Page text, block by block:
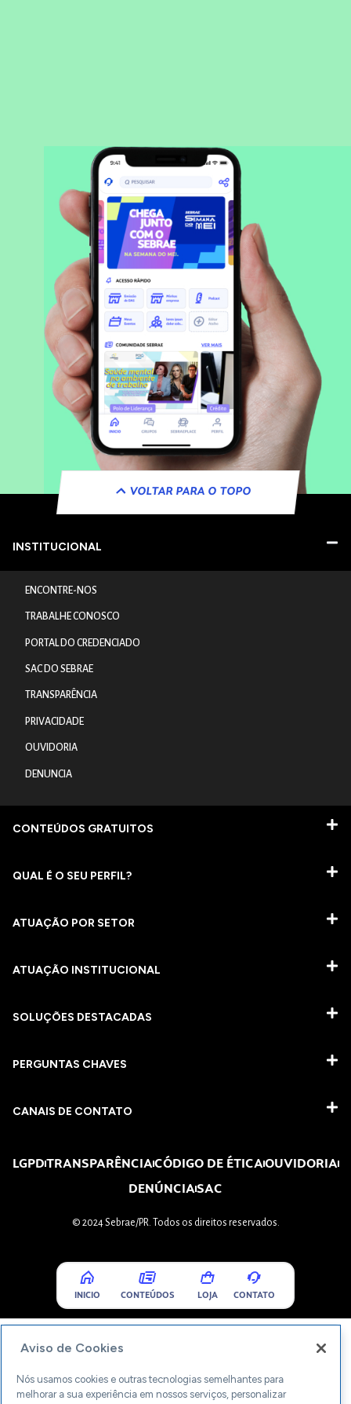
VOLTAR PARA O TOPO
INSTITUCIONAL
ENCONTRE-NOS
TRABALHE CONOSCO
PORTAL DO CREDENCIADO
SAC DO SEBRAE
TRANSPARÊNCIA
PRIVACIDADE
OUVIDORIA
DENUNCIA
CONTEÚDOS GRATUITOS
QUAL É O SEU PERFIL?
ATUAÇÃO POR SETOR
ATUAÇÃO INSTITUCIONAL
SOLUÇÕES DESTACADAS
PERGUNTAS CHAVES​
CANAIS DE CONTATO
LGPDTRANSPARÊNCIACÓDIGO DE ÉTICAOUVIDORIA
DENÚNCIASAC
© 2024 Sebrae/PR. Todos os direitos reservados.
INICIO CONTEÚDOS LOJA CONTATO
Aviso de Cookies
Nós usamos cookies e outras tecnologias semelhantes para
melhorar a sua experiência em nossos serviços, personalizar